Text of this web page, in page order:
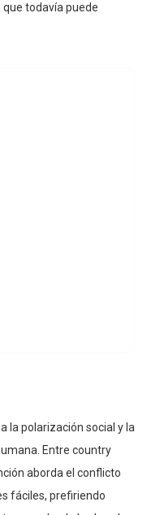
todavía puede
la polarización social y la
Entre country
aborda el conflicto
fáciles, prefiriendo